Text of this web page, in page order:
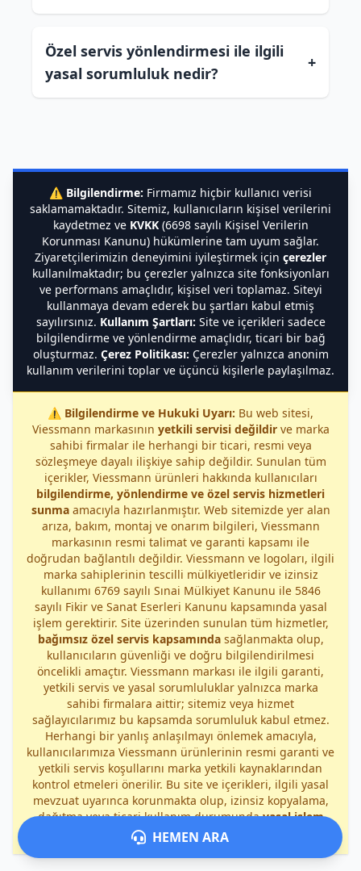
Özel servis yönlendirmesi ile ilgili
yasal sorumluluk nedir?
+
⚠️ Bilgilendirme: Firmamız hiçbir kullanıcı verisi
saklamamaktadır. Sitemiz, kullanıcıların kişisel verilerini
kaydetmez ve KVKK(6698 sayılı Kişisel Verilerin
Korunması Kanunu) hükümlerine tam uyum sağlar.
Ziyaretçilerimizin deneyimini iyileştirmek için çerezler
kullanılmaktadır; bu çerezler yalnızca site fonksiyonları
ve performans amaçlıdır, kişisel veri toplamaz. Siteyi
kullanmaya devam ederek bu şartları kabul etmiş
sayılırsınız. Kullanım Şartları: Site ve içerikleri sadece
bilgilendirme ve yönlendirme amaçlıdır, ticari bir bağ
oluşturmaz. Çerez Politikası: Çerezler yalnızca anonim
kullanım verilerini toplar ve üçüncü kişilerle paylaşılmaz.
⚠️ Bilgilendirme ve Hukuki Uyarı: Bu web sitesi,
Viessmann markasının yetkili servisi değildirve marka
sahibi firmalar ile herhangi bir ticari, resmi veya
sözleşmeye dayalı ilişkiye sahip değildir. Sunulan tüm
içerikler, Viessmann ürünleri hakkında kullanıcıları
bilgilendirme, yönlendirme ve özel servis hizmetleri
sunmaamacıyla hazırlanmıştır. Web sitemizde yer alan
arıza, bakım, montaj ve onarım bilgileri, Viessmann
markasının resmi talimat ve garanti kapsamı ile
doğrudan bağlantılı değildir. Viessmann ve logoları, ilgili
marka sahiplerinin tescilli mülkiyetleridir ve izinsiz
kullanımı 6769 sayılı Sınai Mülkiyet Kanunu ile 5846
sayılı Fikir ve Sanat Eserleri Kanunu kapsamında yasal
işlem gerektirir. Site üzerinden sunulan tüm hizmetler,
bağımsız özel servis kapsamındasağlanmakta olup,
kullanıcıların güvenliği ve doğru bilgilendirilmesi
öncelikli amaçtır. Viessmann markası ile ilgili garanti,
yetkili servis ve yasal sorumluluklar yalnızca marka
sahibi firmalara aittir; sitemiz veya hizmet
sağlayıcılarımız bu kapsamda sorumluluk kabul etmez.
Herhangi bir yanlış anlaşılmayı önlemek amacıyla,
kullanıcılarımıza Viessmann ürünlerinin resmi garanti ve
yetkili servis koşullarını marka yetkili kaynaklarından
kontrol etmeleri önerilir. Bu site ve içerikleri, ilgili yasal
mevzuat uyarınca korunmakta olup, izinsiz kopyalama,
dağıtma veya ticari kullanım durumundayasal işlem
uygulanacaktır.
HEMEN ARA